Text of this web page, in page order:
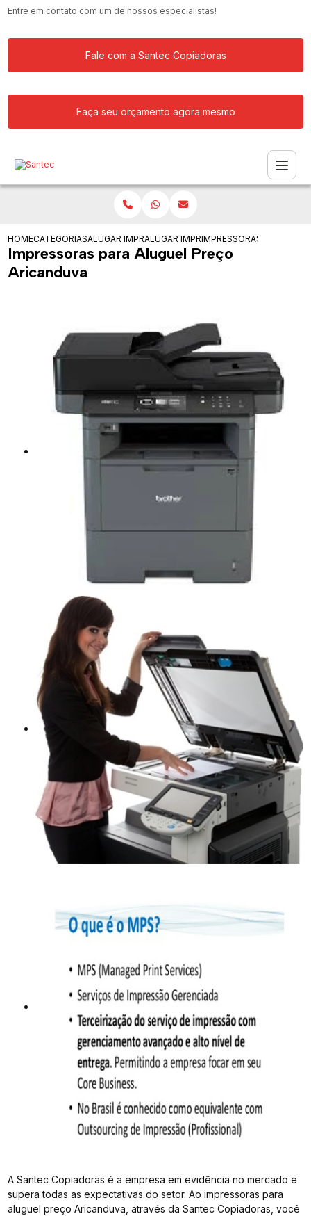
Entre em contato com um de nossos especialistas!
Fale com a Santec Copiadoras
Faça seu orçamento agora mesmo
HOMECATEGORIASALUGAR IMPRESSORAALUGAR IMPRESSORA PARA GRANDES
IMPRESSORAS PARA
Impressoras para Aluguel Preço
Aricanduva
A Santec Copiadoras é a empresa em evidência no mercado e
supera todas as expectativas do setor. Ao impressoras para
aluguel preço Aricanduva, através da Santec Copiadoras, você